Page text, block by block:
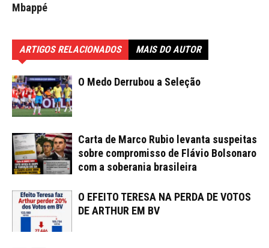
Mbappé
ARTIGOS RELACIONADOS MAIS DO AUTOR
O Medo Derrubou a Seleção
Carta de Marco Rubio levanta suspeitas
sobre compromisso de Flávio Bolsonaro
com a soberania brasileira
O EFEITO TERESA NA PERDA DE VOTOS
DE ARTHUR EM BV